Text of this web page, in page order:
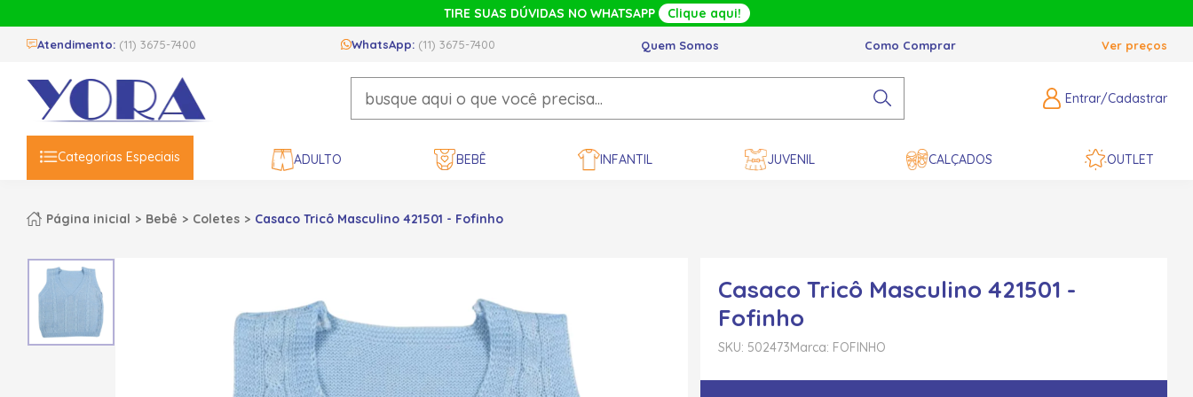
TIRE SUAS DÚVIDAS NO WHATSAPP Clique aqui!
Atendimento: (11) 3675-7400 WhatsApp: (11) 3675-7400 Quem Somos Como Comprar Ver preços
Entrar/Cadastrar
Categorias Especiais ADULTO BEBÊ INFANTIL JUVENIL CALÇADOS OUTLET
Página inicial Bebê Coletes Casaco Tricô Masculino 421501 - Fofinho
Casaco Tricô Masculino 421501 -
Fofinho
SKU: 502473Marca: FOFINHO